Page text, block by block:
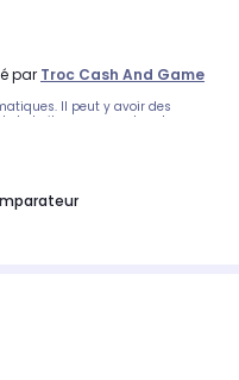
par Troc Cash And Game
Il peut y avoir des
la boite par exemple est